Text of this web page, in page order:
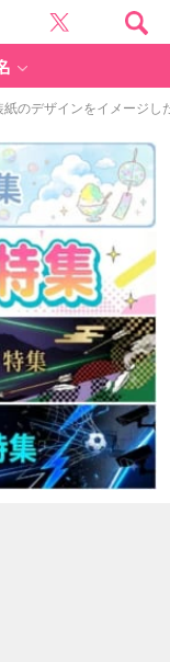
のデザインをイメージ